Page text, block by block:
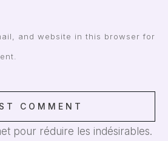
and website in this browser for
COMMENT
pour réduire les indésirables.